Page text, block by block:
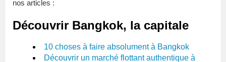
nos articles :
Découvrir Bangkok, la capitale
10 choses à faire absolument à Bangkok
Découvrir un marché flottant authentique à